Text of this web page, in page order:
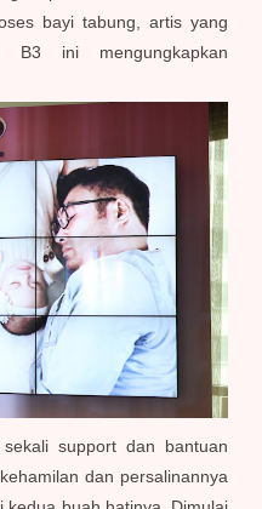
bayi tabung, artis yang
B3 ini mengungkapkan
support dan bantuan
dan persalinannya